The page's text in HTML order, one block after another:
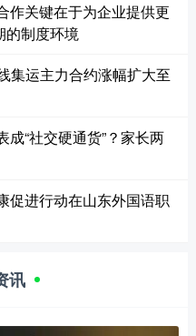
作关键在于为企业提供更
的制度环境
集运主力合约涨幅扩大至
“社交硬通货”？家长两
促进行动在山东外国语职
讯